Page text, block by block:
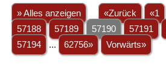
» Alles anzeigen «Zurück «1
57188
57189 57190 57191
57194
... 62756» Vorwärts»